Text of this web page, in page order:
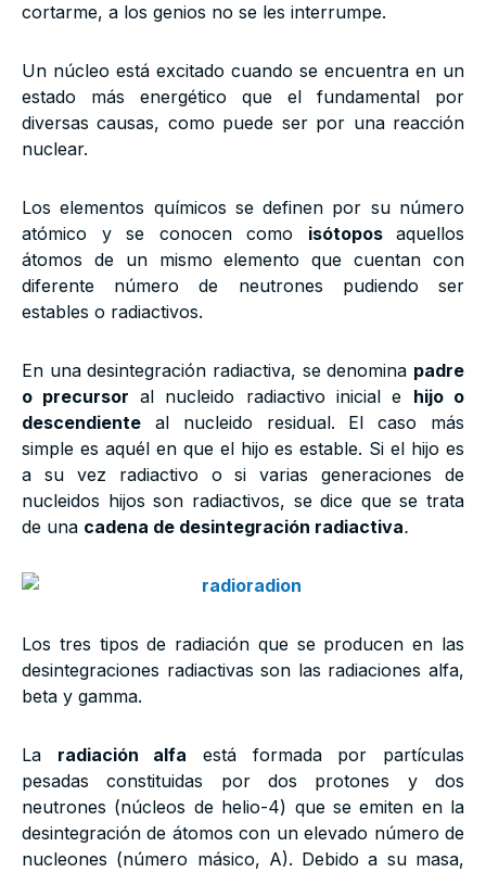
cortarme, a los genios no se les interrumpe.
Un núcleo está excitado cuando se encuentra en un
estado más energético que el fundamental por
diversas causas, como puede ser por una reacción
nuclear.
Los elementos químicos se definen por su número
atómico y se conocen como isótopos aquellos
átomos de un mismo elemento que cuentan con
diferente número de neutrones pudiendo ser
estables o radiactivos.
En una desintegración radiactiva, se denomina padre
o precursor al nucleido radiactivo inicial e hijo o
descendiente
al nucleido residual. El caso más
simple es aquél en que el hijo es estable. Si el hijo es
a su vez radiactivo o si varias generaciones de
nucleidos hijos son radiactivos, se dice que se trata
de una cadena de desintegración radiactiva.
Los tres tipos de radiación que se producen en las
desintegraciones radiactivas son las radiaciones alfa,
beta y gamma.
La radiación alfa está formada por partículas
pesadas constituidas por dos protones y dos
neutrones (núcleos de helio-4) que se emiten en la
desintegración de átomos con un elevado número de
nucleones (número másico, A). Debido a su masa,